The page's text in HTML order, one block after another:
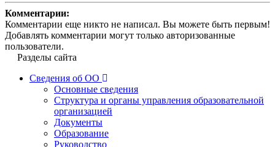
Комментарии:
Комментарии еще никто не написал. Вы можете быть первым!
Добавлять комментарии могут только авторизованные
пользователи.
Разделы сайта
Сведения об ОО
Основные сведения
Структура и органы управления образовательной
организацией
Документы
Образование
Руководство